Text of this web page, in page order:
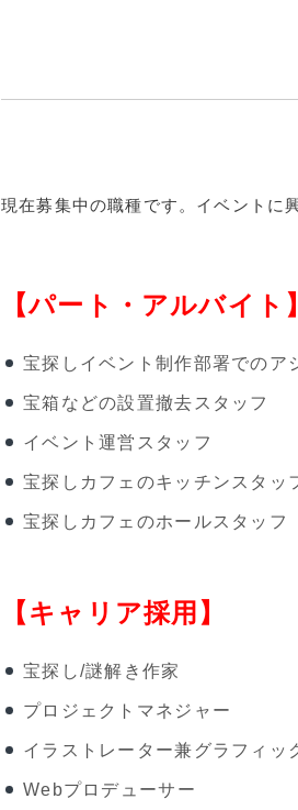
現在募集中の職種です。イベントに
【パート・アルバイト】
宝探しイベント制作部署でのア
宝箱などの設置撤去スタッフ
イベント運営スタッフ
宝探しカフェのキッチンスタッ
宝探しカフェのホールスタッフ
【キャリア採用】
宝探し/謎解き作家
プロジェクトマネジャー
イラストレーター兼グラフィッ
Webプロデューサー